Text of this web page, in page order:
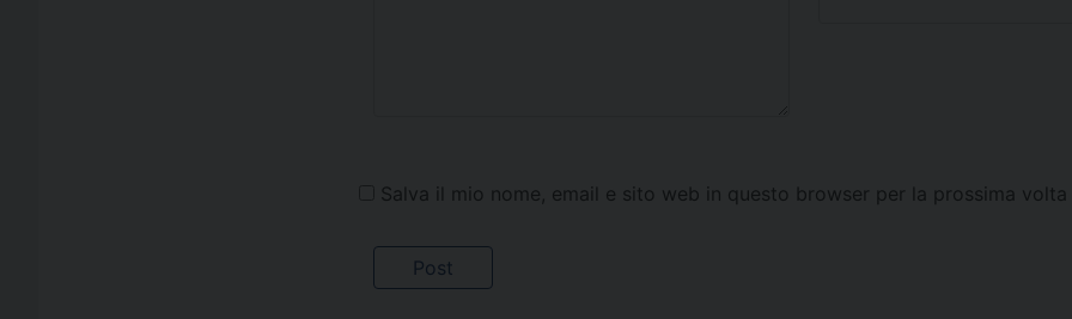
Salva il mio nome, email e sito web in questo browser per la prossima